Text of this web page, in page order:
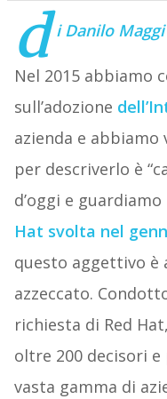
d i Danilo
Nel 2015 abbiamo
sull’adozione
azienda e
per descriverlo è
d’oggi e
Hat svolta nel
questo aggettivo è
azzeccato.
richiesta di Red
oltre 200 decisori
vasta gamma di